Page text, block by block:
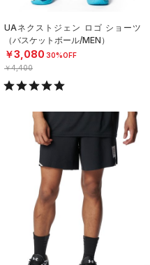
UAネクストジェン ロゴ ショーツ
（バスケットボール/MEN）
￥3,080 30%OFF
￥4,400